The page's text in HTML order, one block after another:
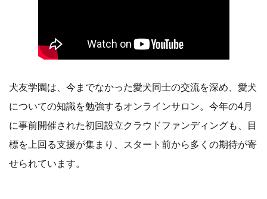
犬友学園は、今までなかった愛犬同士の交流を深め、愛犬
についての知識を勉強するオンラインサロン。今年の4月
に事前開催された初回設立クラウドファンディングも、目
標を上回る支援が集まり、スタート前から多くの期待が寄
せられています。